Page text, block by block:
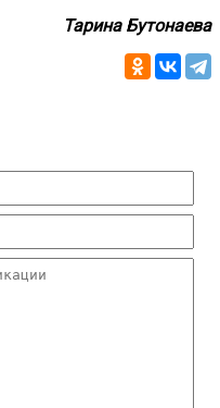
Тарина Бутонаева